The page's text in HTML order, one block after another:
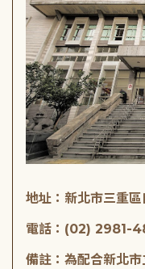
地址：新北市三重
電話：(02) 2981-
備註：為配合新北